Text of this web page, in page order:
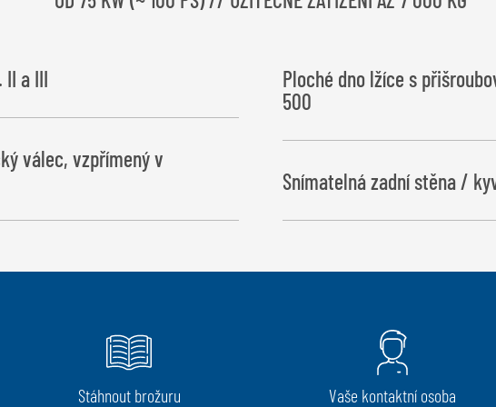
a III
válec, vzpřímený v
Ploché dno lžíce s
500
Snímatelná zadní stěna /
Stáhnout brožuru Vaše kontaktní osoba